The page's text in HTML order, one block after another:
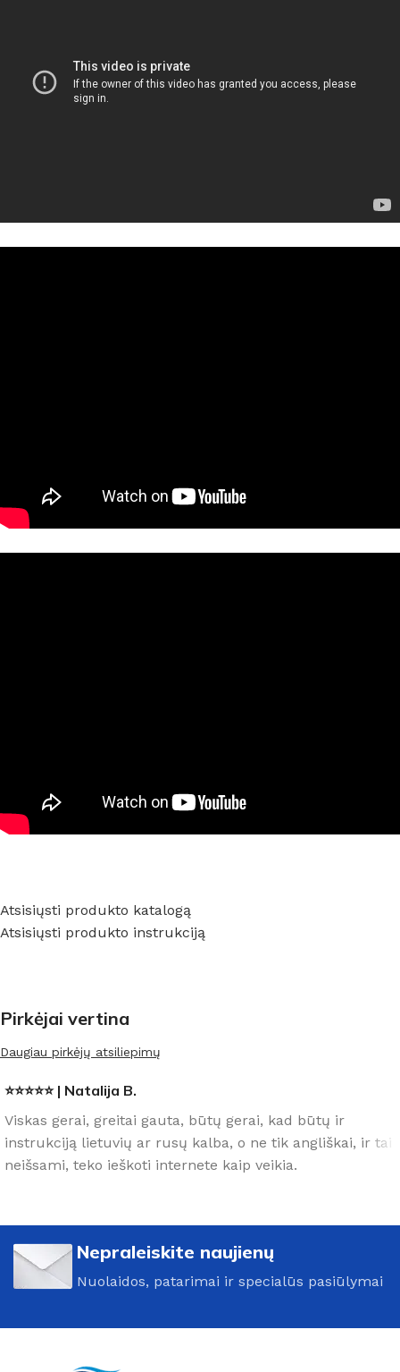
Atsisiųsti produkto katalogą
Atsisiųsti produkto instrukciją
Pirkėjai vertina
Daugiau pirkėjų atsiliepimų
⭐⭐⭐⭐⭐ | Natalija B.
Viskas gerai, greitai gauta, būtų gerai, kad būtų ir
instrukciją lietuvių ar rusų kalba, o ne tik angliškai, ir tai
neišsami, teko ieškoti internete kaip veikia.
Nepraleiskite naujienų
Nuolaidos, patarimai ir specialūs pasiūlymai